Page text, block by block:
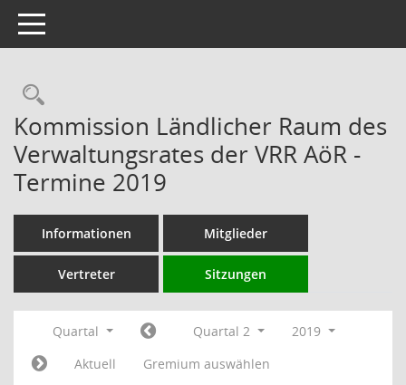
Toggle navigation
Rechercheauswahl
Kommission Ländlicher Raum des
Verwaltungsrates der VRR AöR -
Termine 2019
Informationen Mitglieder
Vertreter Sitzungen
Quartal Quartal 2
2019
Aktuell
Gremium auswählen